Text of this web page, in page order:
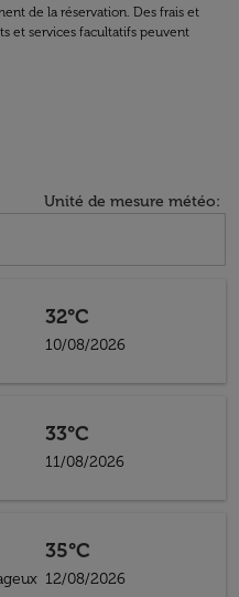
de la réservation. Des frais et
et services facultatifs peuvent
Unité de mesure météo:
32°C
10/08/2026
33°C
11/08/2026
35°C
12/08/2026